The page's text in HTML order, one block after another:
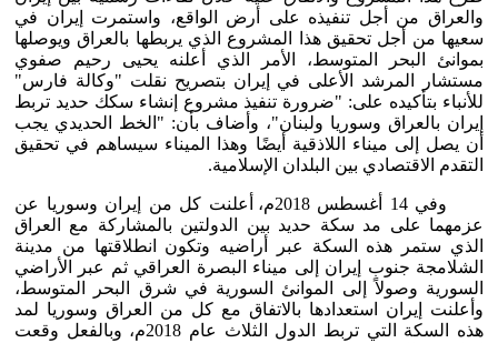
والعراق من أجل تنفيذه على أرض الواقع، واستمرت إيران في
سعيها من أجل تحقيق هذا المشروع الذي يربطها بالعراق ويوصلها
بموانئ البحر المتوسط، الأمر الذي أعلنه يحيى رحيم صفوي
مستشار المرشد الأعلى في إيران بتصريح نقلت "وكالة فارس"
للأنباء بتأكيده على: "ضرورة تنفيذ مشروع إنشاء سكك حديد تربط
إيران بالعراق وسوريا ولبنان"، وأضاف بأن: "الخط الحديدي يجب
أن يصل إلى ميناء اللاذقية أيضًا وهذا الميناء سيساهم في تحقيق
التقدم الاقتصادي بين البلدان الإسلامية.
وفي 14 أغسطس 2018م، أعلنت كل من إيران وسوريا عن
عزمهما على مد سكة حديد بين الدولتين بالمشاركة مع العراق
الذي ستمر هذه السكة عبر أراضيه وتكون انطلاقتها من مدينة
الشلامجة جنوب إيران إلى ميناء البصرة العراقي ثم عبر الأراضي
السورية وصولاً إلى الموانئ السورية في شرق البحر المتوسط،
وأعلنت إيران استعدادها بالاتفاق مع كل من العراق وسوريا لمد
هذه السكة التي تربط الدول الثلاث عام 2018م، وبالفعل وقعت